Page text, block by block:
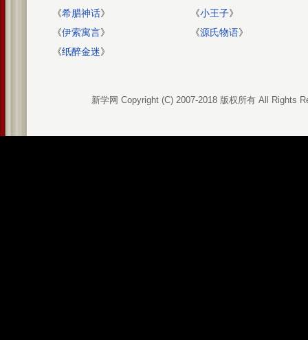
《希腊神话》 《小王子》
《伊索寓言》 《源氏物语》
《纸醉金迷》
新学网 Copyright (C) 2007-2018 版权所有 All Rights